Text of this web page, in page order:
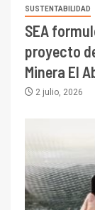
SUSTENTABILIDAD
SEA
proyecto
Minera El
2 julio, 2026